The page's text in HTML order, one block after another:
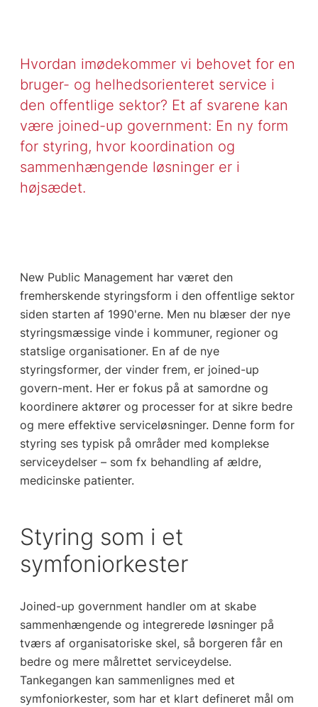
Hvordan imødekommer vi behovet for en
bruger- og helhedsorienteret service i
den offentlige sektor? Et af svarene kan
være joined-up government: En ny form
for styring, hvor koordination og
sammenhængende løsninger er i
højsædet.
New Public Management har været den
fremherskende styringsform i den offentlige sektor
siden starten af 1990'erne. Men nu blæser der nye
styringsmæssige vinde i kommuner, regioner og
statslige organisationer. En af de nye
styringsformer, der vinder frem, er joined-up
govern-ment. Her er fokus på at samordne og
koordinere aktører og processer for at sikre bedre
og mere effektive serviceløsninger. Denne form for
styring ses typisk på områder med komplekse
serviceydelser – som fx behandling af ældre,
medicinske patienter.
Styring som i et
symfoniorkester
Joined-up government handler om at skabe
sammenhængende og integrerede løsninger på
tværs af organisatoriske skel, så borgeren får en
bedre og mere målrettet serviceydelse.
Tankegangen kan sammenlignes med et
symfoniorkester, som har et klart defineret mål om